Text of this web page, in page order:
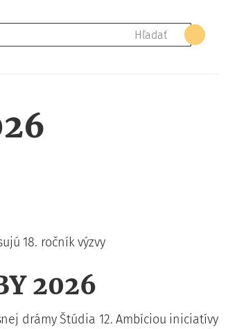
Hľadať
18. ročník výzvy
2026
drámy Štúdia 12. Ambíciou iniciatívy